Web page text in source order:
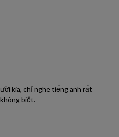
kia, chỉ nghe tiếng anh rất
biết.